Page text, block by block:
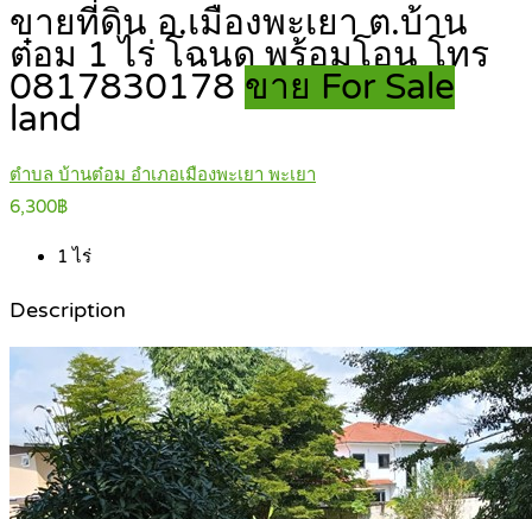
ขายที่ดิน อ.เมืองพะเยา ต.บ้าน
ต๋อม 1 ไร่ โฉนด พร้อมโอน โทร
0817830178 ขาย For Sale
land
ตำบล บ้านต๋อม อำเภอเมืองพะเยา พะเยา
6,300฿
1 ไร่
Description